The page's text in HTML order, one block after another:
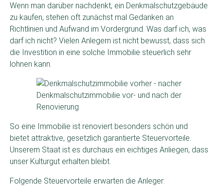
Wenn man darüber nachdenkt, ein Denkmalschutzgebäude
zu kaufen, stehen oft zunächst mal Gedanken an
Richtlinien und Aufwand im Vordergrund. Was darf ich, was
darf ich nicht? Vielen Anlegern ist nicht bewusst, dass sich
die Investition in eine solche Immobilie steuerlich sehr
lohnen kann.
Denkmalschutzimmobilie vor- und nach der
Renovierung
So eine Immobilie ist renoviert besonders schön und
bietet attraktive, gesetzlich garantierte Steuervorteile.
Unserem Staat ist es durchaus ein eichtiges Anliegen, dass
unser Kulturgut erhalten bleibt.
Folgende Steuervorteile erwarten die Anleger: